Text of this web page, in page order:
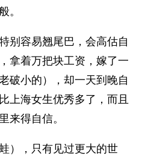
。
别容易翘尾巴，会高估自
拿着万把块工资，嫁了一
破小的），却一天到晚自
上海女生优秀多了，而且
来得自信。
），只有见过更大的世